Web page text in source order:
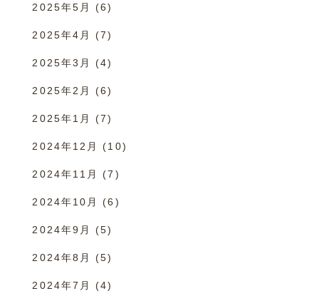
2025年5月 (6)
2025年4月 (7)
2025年3月 (4)
2025年2月 (6)
2025年1月 (7)
2024年12月 (10)
2024年11月 (7)
2024年10月 (6)
2024年9月 (5)
2024年8月 (5)
2024年7月 (4)